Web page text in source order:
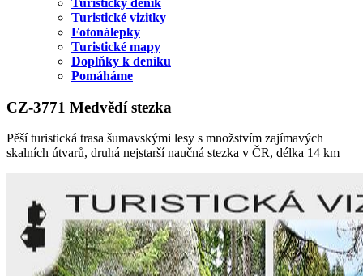
Turistický deník
Turistické vizitky
Fotonálepky
Turistické mapy
Doplňky k deníku
Pomáháme
CZ-3771 Medvědí stezka
Pěší turistická trasa šumavskými lesy s množstvím zajímavých
skalních útvarů, druhá nejstarší naučná stezka v ČR, délka 14 km